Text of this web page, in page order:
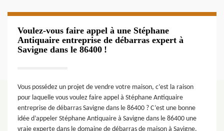
Voulez-vous faire appel à une Stéphane
Antiquaire entreprise de débarras expert à
Savigne dans le 86400 !
Vous possédez un projet de vendre votre maison, c’est la raison
pour laquelle vous voulez faire appel à Stéphane Antiquaire
entreprise de débarras Savigne dans le 86400 ? C’est une bonne
idée d’appeler Stéphane Antiquaire à Savigne dans le 86400 une
vraie experte dans le domaine de débarras de maison à Savigne.